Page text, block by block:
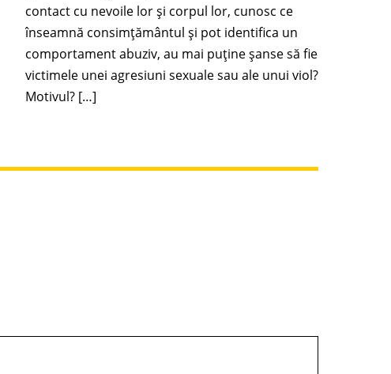
contact cu nevoile lor și corpul lor, cunosc ce
înseamnă consimțământul și pot identifica un
comportament abuziv, au mai puține șanse să fie
victimele unei agresiuni sexuale sau ale unui viol?
Motivul? […]